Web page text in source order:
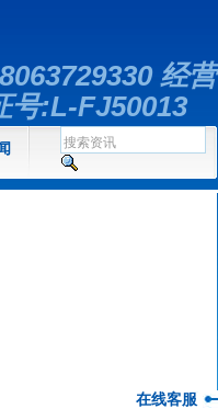
经营
号:L-FJ50013
在线客服